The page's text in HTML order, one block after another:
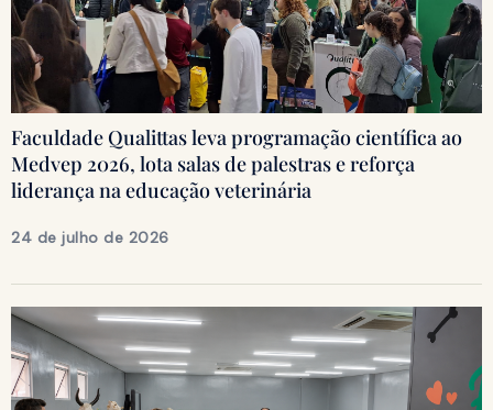
Faculdade Qualittas leva programação científica ao
Medvep 2026, lota salas de palestras e reforça
liderança na educação veterinária
24 de julho de 2026